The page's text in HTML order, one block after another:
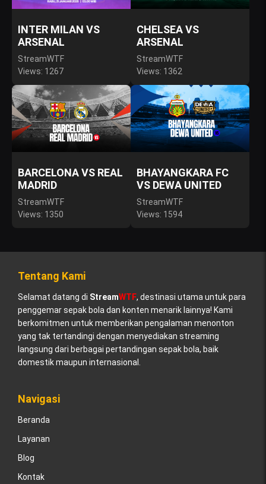
INTER MILAN VS
ARSENAL
StreamWTF
Views: 1267
CHELSEA VS
ARSENAL
StreamWTF
Views: 1362
BARCELONA VS REAL
MADRID
StreamWTF
Views: 1350
BHAYANGKARA FC
VS DEWA UNITED
StreamWTF
Views: 1594
Tentang Kami
Selamat datang di StreamWTF, destinasi utama untuk para
penggemar sepak bola dan konten menarik lainnya! Kami
berkomitmen untuk memberikan pengalaman menonton
yang tak tertandingi dengan menyediakan streaming
langsung dari berbagai pertandingan sepak bola, baik
domestik maupun internasional.
Navigasi
Beranda
Layanan
Blog
Kontak